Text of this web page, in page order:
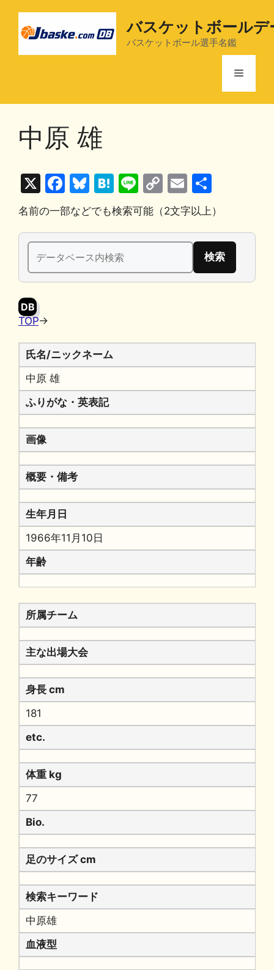
バスケットボールデ
バスケットボール選手名鑑
メ
中原 雄
X
F
a
c
e
b
o
Bl
u
e
s
k
y
H
at
e
n
a
Li
n
e
C
o
p
y
n
E
m
ai
l
有
名前の一部などでも検索可能（2文字以上）
検
索:
DB
TOP→
氏名/ニックネーム
中原 雄
ふりがな・英表記
画像
概要・備考
生年月日
1966年11月10日
年齢
所属チーム
主な出場大会
身長 cm
181
etc.
体重 kg
77
Bio.
足のサイズ cm
検索キーワード
中原雄
血液型